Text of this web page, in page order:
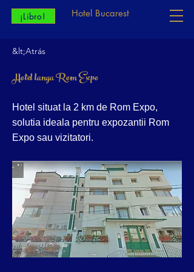
Hotel Bucarest
¡Libro!
&lt;Atrás
Hotel langa Rom Expo
Hotel situat la 2 km de Rom Expo,
solutia ideala pentru expozantii Rom
Expo sau vizitatori.